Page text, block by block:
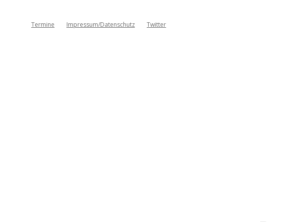
Termine Impressum/Datenschutz Twitter